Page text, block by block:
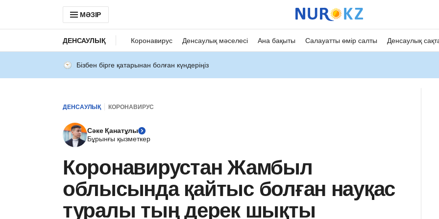
МӘЗІР
ДЕНСАУЛЫҚ Коронавирус Денсаулық мәселесі Ана бақыты Салауатты өмір салты Денсаулық
Бізбен бірге қатарынан болған күндеріңіз
ДЕНСАУЛЫҚ КОРОНАВИРУС
Сәке Қанатұлы
Бұрынғы қызметкер
Коронавирустан Жамбыл
облысында қайтыс болған науқас
туралы тың дерек шықты